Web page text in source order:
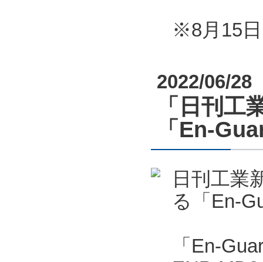
※8月15
2022/06/28
「日刊工
「En-
日刊工業
る「En-
「En-